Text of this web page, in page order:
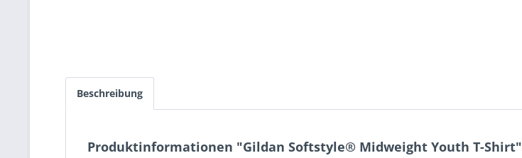
Beschreibung
Produktinformationen "Gildan Softstyle® Midweight Youth T-Shirt"